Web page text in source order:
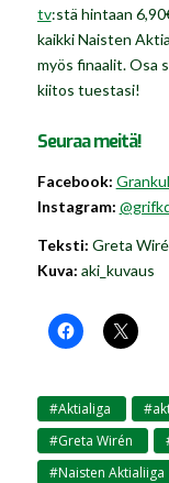
tv:stä hintaan
kaikki Naisten
myös finaalit. Osa
kiitos tuestasi!
Seuraa meitä!
Facebook:
Instagram:
Teksti: Greta
Kuva: aki_kuvaus
#Aktialiga
#Greta Wirén
#Naisten Aktialiiga